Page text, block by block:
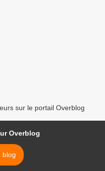
sur le portail Overblog
Overblog
blog